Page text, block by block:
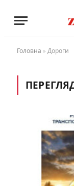
Головна » Дороги